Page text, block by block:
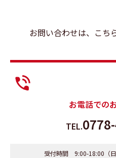
お問い合わせは、こち
お電話での
TEL.
受付時間 9:00-18:00（日